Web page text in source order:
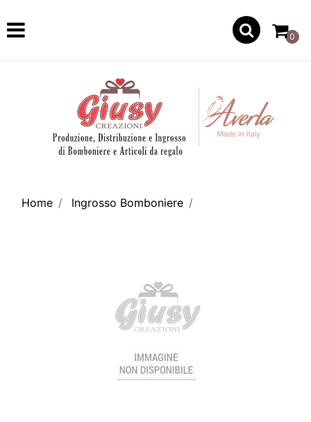
Open
0
Home Ingrosso Bomboniere